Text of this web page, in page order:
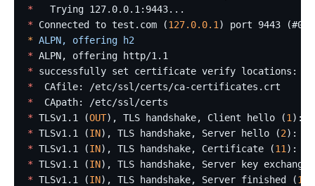
Introducing APISIX's testing framework
调试模式
Deployment modes
常见问题
Discovery
集成服务发现注册中心
*
   Trying 127.0.0.1:9443...
* Connected to test.com (127.0.0.1 ) port 9443 (#0)
* ALPN, offering h2
* ALPN, offering http/1.1
* successfully set certificate verify locations:
*
  CAfile: /etc/ssl/certs/ca-certificates.crt
*
  CApath: /etc/ssl/certs
* TLSv1.1 (OUT), TLS handshake, Client hello (1 ):
* TLSv1.1 (IN), TLS handshake, Server hello (2):
* TLSv1.1 (IN), TLS handshake, Certificate (11 ):
* TLSv1.1 (IN), TLS handshake, Server key exchange
* TLSv1.1 (IN), TLS handshake, Server finished (14